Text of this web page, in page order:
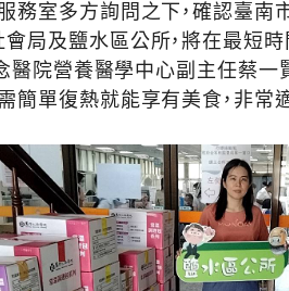
務室多方詢問之下，確認臺
局及鹽水區公所，將在最短
院營養醫學中心副主任蔡一
簡單復熱就能享有美食，非